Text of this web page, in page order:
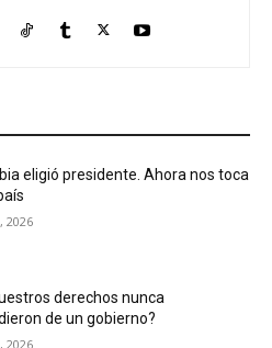
eligió presidente. Ahora nos toca
2026
derechos nunca
de un gobierno?
2026